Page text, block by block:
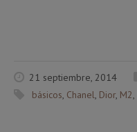
21 septiembre, 2014
básicos, Chanel, Dior, M2,